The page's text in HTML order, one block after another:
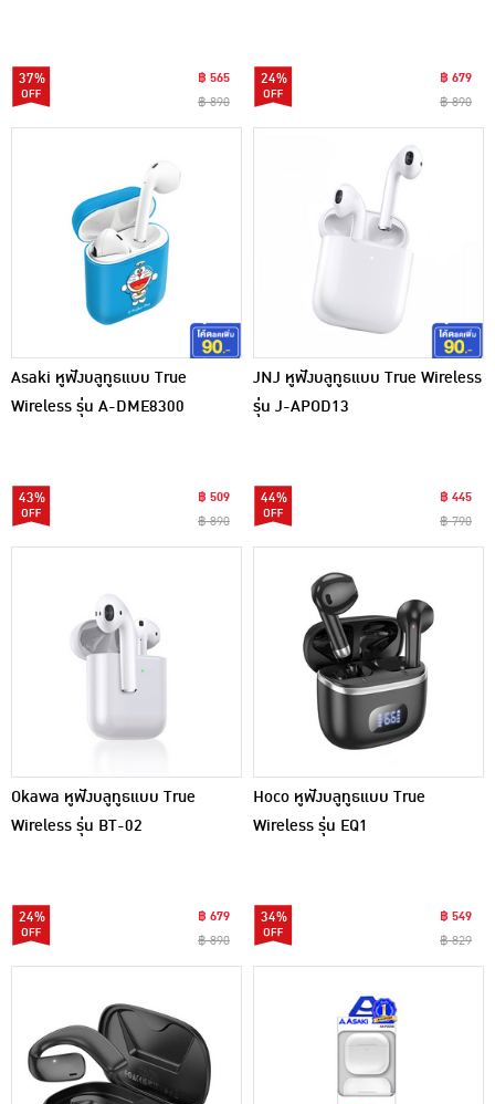
37%
฿ 565
฿ 890
24%
฿ 679
฿ 890
Asaki หูฟังบลูทูธแบบ True
Wireless รุ่น A-DME8300
43%
฿ 509
฿ 890
JNJ หูฟังบลูทูธแบบ True Wireless
รุ่น J-APOD13
44%
฿ 445
฿ 790
Okawa หูฟังบลูทูธแบบ True
Wireless รุ่น BT-02
24%
฿ 679
฿ 890
Hoco หูฟังบลูทูธแบบ True
Wireless รุ่น EQ1
34%
฿ 549
฿ 829